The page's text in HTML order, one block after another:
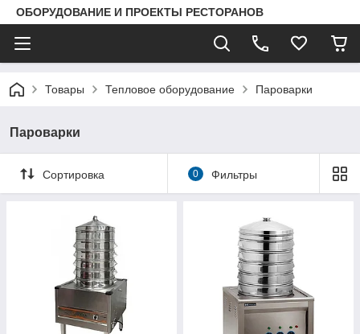
ОБОРУДОВАНИЕ И ПРОЕКТЫ РЕСТОРАНОВ
Товары Тепловое оборудование Пароварки
Пароварки
Сортировка 0 Фильтры